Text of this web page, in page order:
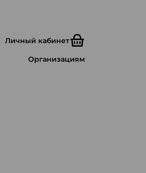
Личный кабинет
Организациям